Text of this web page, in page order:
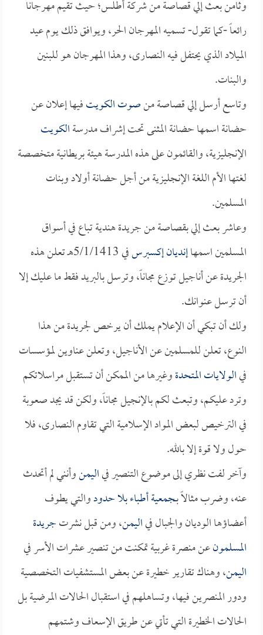
وثامن بعث إلي قصاصة من شركة أطلس؛ حيث تقيم مهرجاناً
رائعاً -كما تقول- تسميه المهرجان الحر، ويوافق ذلك يوم عيد
الميلاد الذي يحتفل فيه النصارى، وهذا المهرجان هو للبنين
والبنات.
وتاسع أرسل إلي قصاصة منصوت الكويتفيها إعلان عن
حضانة اسمها حضانة المثنى تحت إشراف مدرسةالكويت
الإنجليزية، والقائمون على هذه المدرسة هيئة بريطانية متخصصة
لغتها الأم اللغة الإنجليزية من أجل حضانة أولاد وبنات
المسلمين.
وعاشر بعث إلي بقصاصة من جريدة هندية تباع في أسواق
المسلمين اسمهاإنديان إكسبرس
في 5/1/1413هـ تعلن هذه
الجريدة عن أناجيل توزع مجاناً، وترسل بالبريد فقط ما عليك إلا
أن ترسل عنوانك.
ولك أن تبكي أن الإعلام يملك أن يرخص لجريدة من هذا
النوع، تعلن للمسلمين عن الأناجيل، وتعلن عناوين لمؤسسات
فيالولايات المتحدةوغيرها من الممكن أن تستقبل مراسلاتكم
وترد عليكم، وتبعث لكم بالإنجيل مجاناً، ولكن قد يجد صعوبة
في الترخيص لبعض المواد الإسلامية التي تقاوم النصارى، فلا
حول ولا قوة إلا بالله.
وآخر لفت نظري إلى موضوع التنصير فياليمنوأنني لم أتحدث
عنه، وضرب مثالاً بـجمعية أطباء بلا حدودوالتي يطوف
أعضاؤها الوديان والجبال فياليمن، ومن قبل نشرتجريدة
المسلمونعن منصرة غربية تمكنت من تنصير عشرات الأسر في
اليمن، وهناك تقارير خطيرة عن بعض المستشفيات التخصصية
ودور المنصرين فيها، وتساهلهم في استقبال الحالات المرضية بل
الحالات الخطيرة التي تأتي عن طريق الإسعاف وشتمهم